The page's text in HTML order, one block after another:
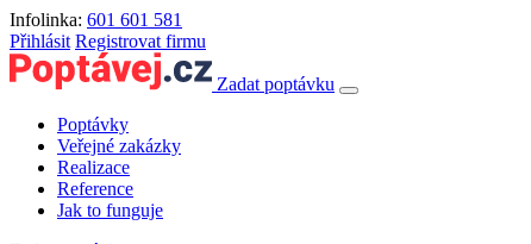
Infolinka: 601 601 581
Přihlásit Registrovat firmu
Zadat poptávku
Poptávky
Veřejné zakázky
Realizace
Reference
Jak to funguje